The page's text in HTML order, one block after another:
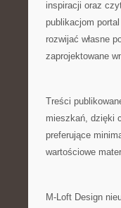
inspiracji oraz
publikacjom
rozwijać własne
zaprojektowane
Treści
mieszkań, dzięki
preferujące
wartościowe
M-Loft Design